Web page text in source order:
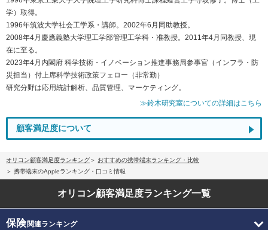
学）取得。
1996年筑波大学社会工学系・講師。2002年6月同助教授。
2008年4月慶應義塾大学理工学部管理工学科・准教授。2011年4月同教授、現
在に至る。
2023年4月内閣府 科学技術・イノベーション推進事務局参事官（インフラ・防
災担当）付上席科学技術政策フェロー（非常勤）
研究分野は応用統計解析、品質管理、マーケティング。
≫鈴木研究室についての詳細はこちら
顧客満足度について
オリコン顧客満足度ランキング
おすすめの携帯端末ランキング・比較
携帯端末のAppleランキング・口コミ情報
オリコン顧客満足度ランキング一覧
保険関連ランキング